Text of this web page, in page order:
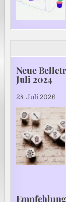
Neue
Juli 2024
28. Juli 2026